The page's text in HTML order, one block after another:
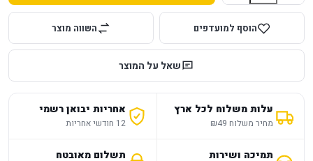
הוסף למועדפים השווה מוצר
שאל על המוצר
עלות משלוח לכל ארץ
מחיר משלוח ₪49
אחריות יבואן רשמי
12 חודשי אחריות
תמיכה ושירות תשלום מאובטח